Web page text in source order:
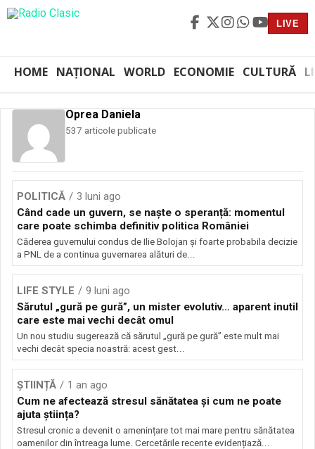
LIVE
HOME NAȚIONAL WORLD ECONOMIE CULTURĂ
Oprea Daniela
537 articole publicate
POLITICĂ
3 luni ago
Când cade un guvern, se naște o speranță: momentul
care poate schimba definitiv politica României
Căderea guvernului condus de Ilie Bolojan și foarte probabila decizie
a PNL de a continua guvernarea alături de...
LIFE STYLE
9 luni ago
Sărutul „gură pe gură”, un mister evolutiv… aparent inutil
care este mai vechi decât omul
Un nou studiu sugerează că sărutul „gură pe gură” este mult mai
vechi decât specia noastră: acest gest...
ȘTIINȚĂ
1 an ago
Cum ne afectează stresul sănătatea și cum ne poate
ajuta știința?
Stresul cronic a devenit o amenințare tot mai mare pentru sănătatea
oamenilor din întreaga lume. Cercetările recente evidențiază...